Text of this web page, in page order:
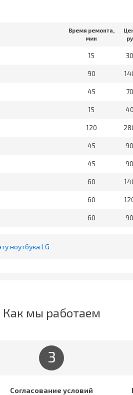
Время ремонта,
мин
15
90
45
15
120
45
45
60
60
60
ноутбука LG
Как мы работаем
3
Согласование условий